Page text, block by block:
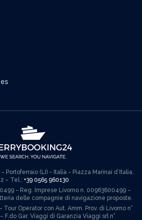
Portoferraio (LI) - Italia - Piazza Marinai d’Italia,
– Tel.: +39 0565 960130
- Reg. Imprese Livorno n. 00963600499 –
delle compagnie di navigazione proposte.
Operator con Aut. Amm. Prov. di Livorno n°
F.do Gar. Viaggi di Garanzia Viaggi srl n°